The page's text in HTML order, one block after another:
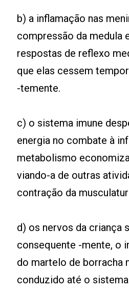
b) a inflamação nas
compressão da medula
respostas de reflexo
que elas cessem
-temente.
c) o sistema imune
energia no combate à
metabolismo
viando-a de outras
contração da
d) os nervos da criança
consequente -mente, o
do martelo de borracha
conduzido até o